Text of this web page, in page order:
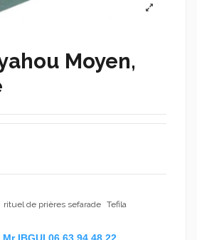
Moyen,
rituel de prières sefarade Tefila